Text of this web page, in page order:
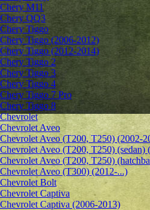
Chery M11
Chery QQ3
Chery Tiggo
Chery Tiggo (2006-2012)
Chery Tiggo (2012-2014)
Chery Tiggo 2
Chery Tiggo 3
Chery Tiggo 4
Chery Tiggo 7 Pro
Chery Tiggo 8
Chevrolet
Сhevrolet Aveo
Chevrolet Aveo (T200, T250) (2002-
Chevrolet Aveo (T200, T250) (sedan)
Chevrolet Aveo (T200, T250)
Chevrolet Aveo (T300) (2012-...)
Chevrolet Bolt
Chevrolet Captiva
Chevrolet Captiva (2006-2013)